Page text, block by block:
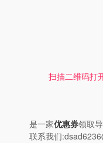
扫描二维码打
是一家优惠券领取
联系我们